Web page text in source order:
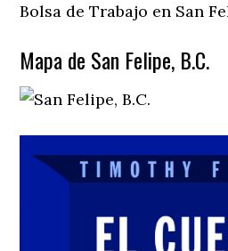
Bolsa de Trabajo en San
Mapa de San Felipe, B.C.